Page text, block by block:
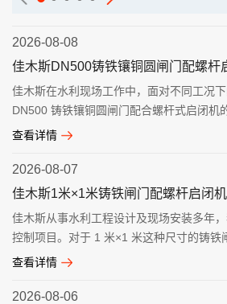
2026-08-08
佳木斯在水利现场工作中，面对不同工况下
DN500 铸铁镶铜圆闸门配合螺杆式启闭机
查看详情
2026-08-07
佳木斯1米×1米铸铁闸门配螺杆启闭
佳木斯从事水利工程设计及现场安装多年
控制项目。对于 1 米×1 米这种尺寸的铸铁
查看详情
2026-08-06